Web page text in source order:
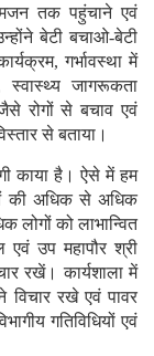
तक पहुंचाने एवं
बेटी बचाओ-बेटी
गर्भावस्था में
जागरूकता
रोगों से बचाव एवं
से बताया।
काया है। ऐसे में हम
की अधिक से अधिक
लोगों को लाभान्वित
एवं उप महापौर श्री
रखें। कार्यशाला में
रखे एवं पावर
गतिविधियों एवं